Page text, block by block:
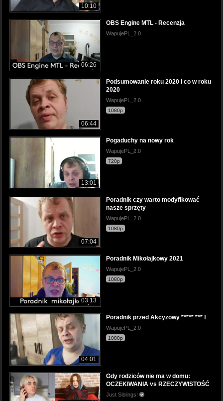
10:10
06:26
OBS Engine MTL - Recenzja
WapujePL_2.0
06:44
Podsumowanie roku 2020 i co w roku
2020
WapujePL_2.0
1080p
13:01
Pogaduchy na nowy rok
WapujePL_2.0
720p
07:04
Poradnik czy warto modyfikować
nasze sprzęty
WapujePL_2.0
1080p
03:13
Poradnik Mikołajkowy 2021
WapujePL_2.0
1080p
04:01
Poradnik przed Akcyzowy ***** *** !
WapujePL_2.0
1080p
Gdy rodziców nie ma w domu:
OCZEKIWANIA vs RZECZYWISTOŚĆ
Just Siblings!